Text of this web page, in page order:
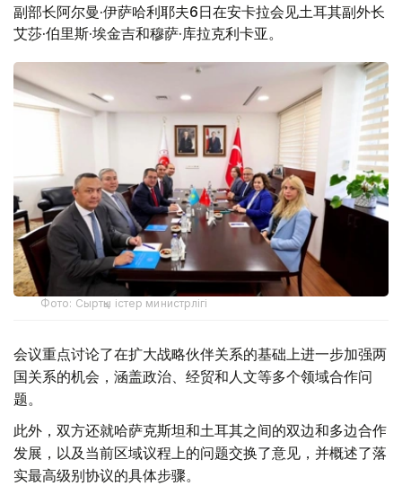
副部长阿尔曼·伊萨哈利耶夫6日在安卡拉会见土耳其副外长
艾莎·伯里斯·埃金吉和穆萨·库拉克利卡亚。
Фото: Сыртқы істер министрлігі
会议重点讨论了在扩大战略伙伴关系的基础上进一步加强两
国关系的机会，涵盖政治、经贸和人文等多个领域合作问
题。
此外，双方还就哈萨克斯坦和土耳其之间的双边和多边合作
发展，以及当前区域议程上的问题交换了意见，并概述了落
实最高级别协议的具体步骤。